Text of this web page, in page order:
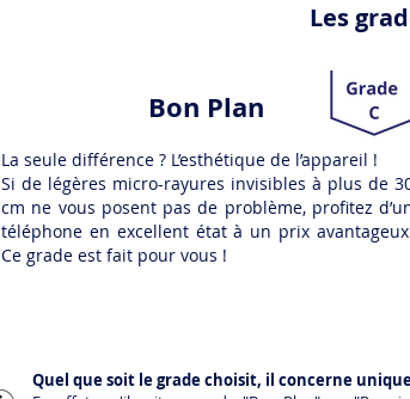
Les
Bon Plan
La seule différence ? L’esthétique de l’appareil !
Si de légères micro-rayures invisibles à plus de
cm ne vous posent pas de problème, profitez
téléphone en excellent état à un prix
Ce grade est fait pour vous !
Quel que soit le grade choisit, il concerne